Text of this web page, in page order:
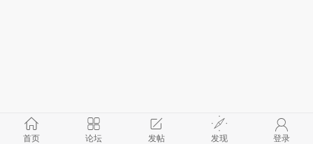
首页 论坛 发帖 发现 登录